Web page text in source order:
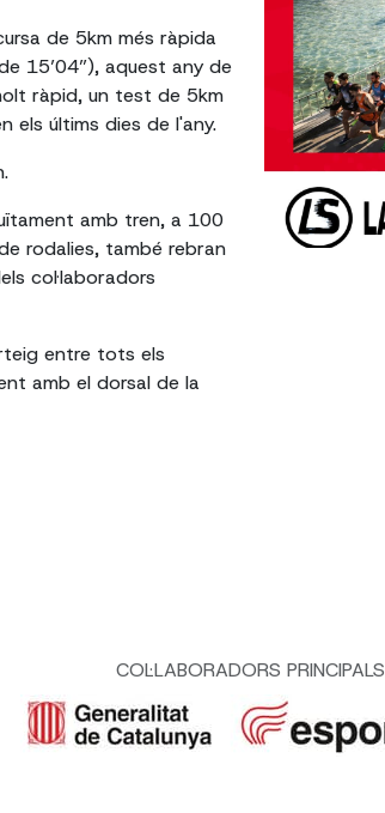
de 5km més ràpida
15’04”), aquest any de
ràpid, un test de 5km
els últims dies de l'any.
amb tren, a 100
rodalies, també rebran
col·laboradors
entre tots els
amb el dorsal de la
COL·LABORADORS PRINCIPALS